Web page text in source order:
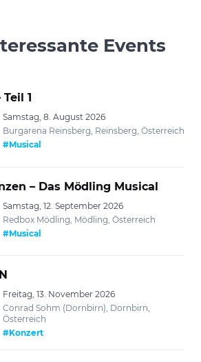
Events
1
Samstag, 8. August 2026
Burgarena Reinsberg, Reinsberg, Österreich
#Musical
– Das Mödling Musical
Samstag, 12. September 2026
Redbox Mödling, Mödling, Österreich
#Musical
Freitag, 13. November 2026
Conrad Sohm (Dornbirn), Dornbirn,
Österreich
#Konzert